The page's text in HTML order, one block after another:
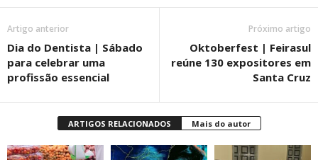
Artigo anterior
Dia do Dentista | Sábado
para celebrar uma
profissão essencial
Próximo artigo
Oktoberfest | Feirasul
reúne 130 expositores em
Santa Cruz
ARTIGOS RELACIONADOS Mais do autor